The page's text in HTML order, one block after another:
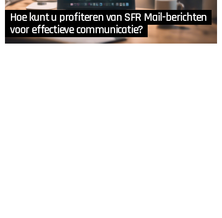
Hoe kunt u profiteren van SFR Mail-berichten
voor effectieve communicatie?